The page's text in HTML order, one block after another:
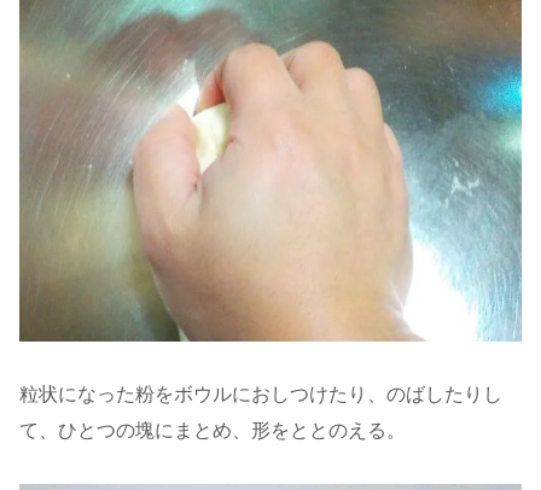
粒状になった粉をボウルにおしつけたり、のばしたりし
て、ひとつの塊にまとめ、形をととのえる。